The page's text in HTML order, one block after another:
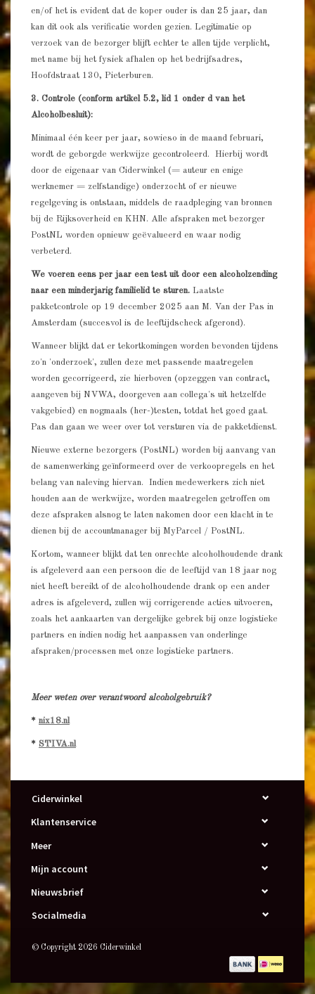
en/of het is evident dat de koper ouder is dan 25 jaar, dan
kan dit ook als verificatie worden gezien. Legitimatie op
verzoek van de bezorger blijft echter te allen tijde verplicht,
met name bij het fysiek afhalen op het bedrijfsadres,
Hoofdstraat 130, Pieterburen.
3. Controle (conform artikel 5.2, lid 1 onder d van het
Alcoholbesluit):
Minimaal één keer per jaar, sowieso in de maand februari,
wordt de geborgde werkwijze gecontroleerd. Hierbij wordt
door de eigenaar van Ciderwinkel (= auteur en enige
werknemer = zelfstandige) onderzocht of er nieuwe
regelgeving is ontstaan, middels de raadpleging van bronnen
bij de Rijksoverheid en KHN. Alle afspraken met bezorger
PostNL worden opnieuw geëvalueerd en waar nodig
verbeterd.
We voeren eens per jaar een test uit door een alcoholzending
naar een minderjarig familielid te sturen. Laatste
pakketcontrole op 19 december 2025 aan M. Van der Pas in
Amsterdam (succesvol is de leeftijdscheck afgerond).
Wanneer blijkt dat er tekortkomingen worden bevonden tijdens
zo'n 'onderzoek', zullen deze met passende maatregelen
worden gecorrigeerd, zie hierboven (opzeggen van contract,
aangeven bij NVWA, doorgeven aan collega's uit hetzelfde
vakgebied) en nogmaals (her-)testen, totdat het goed gaat.
Pas dan gaan we weer over tot versturen via de pakketdienst.
Nieuwe externe bezorgers (PostNL) worden bij aanvang van
de samenwerking geïnformeerd over de verkoopregels en het
belang van naleving hiervan. Indien medewerkers zich niet
houden aan de werkwijze, worden maatregelen getroffen om
deze afspraken alsnog te laten nakomen door een klacht in te
dienen bij de accountmanager bij MyParcel / PostNL.
Kortom, wanneer blijkt dat ten onrechte alcoholhoudende drank
is afgeleverd aan een persoon die de leeftijd van 18 jaar nog
niet heeft bereikt of de alcoholhoudende drank op een ander
adres is afgeleverd, zullen wij corrigerende acties uitvoeren,
zoals het aankaarten van dergelijke gebrek bij onze logistieke
partners en indien nodig het aanpassen van onderlinge
afspraken/processen met onze logistieke partners.
Meer weten over verantwoord alcoholgebruik?
* nix18.nl
* STIVA.nl
Ciderwinkel
Klantenservice
Meer
Mijn account
Nieuwsbrief
Socialmedia
© Copyright 2026 Ciderwinkel